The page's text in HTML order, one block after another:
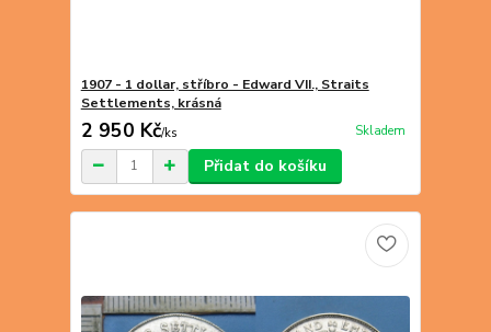
1907 - 1 dollar, stříbro - Edward VII., Straits
Settlements, krásná
2 950 Kč/ks Skladem
Přidat do košíku